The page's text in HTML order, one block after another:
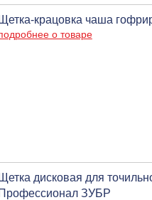
Щетка-крацовка чаша
о товаре
Щетка дисковая для
Профессионал ЗУБР